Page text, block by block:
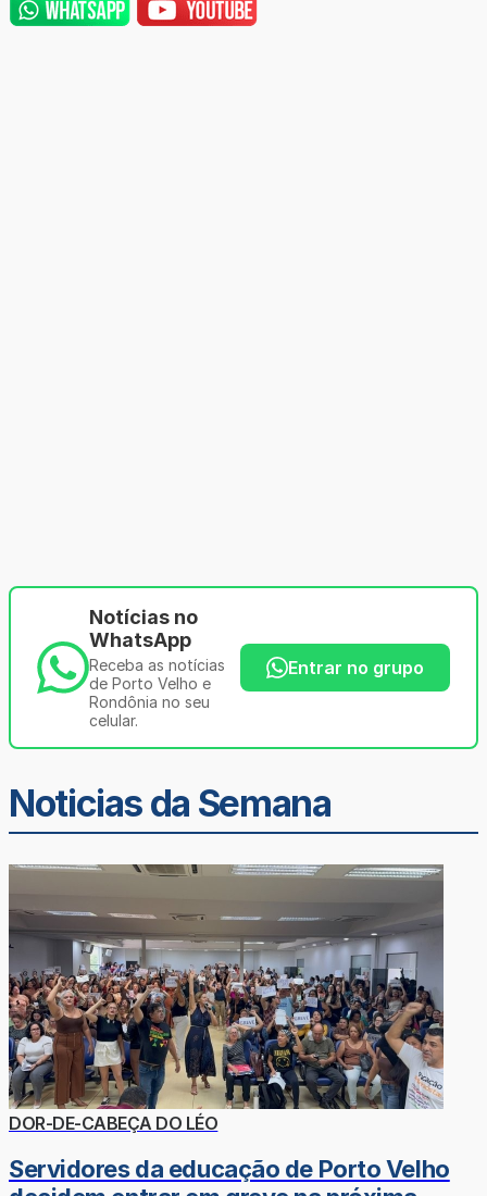
Notícias no
WhatsApp
Receba as notícias
de Porto Velho e
Rondônia no seu
celular.
Entrar no grupo
Noticias da Semana
DOR-DE-CABEÇA DO LÉO
Servidores da educação de Porto Velho